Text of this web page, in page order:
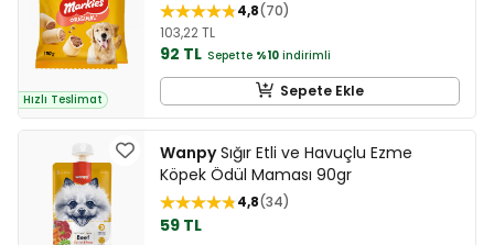
Hızlı Teslimat
4,8 70
103,22 TL
92 TL Sepette %10 indirimli
Sepete Ekle
WanpySığır Etli ve Havuçlu Ezme
Köpek Ödül Maması 90gr
4,8 34
59 TL